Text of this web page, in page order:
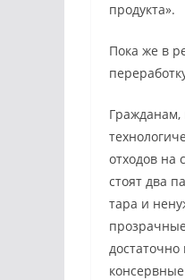
продукта».
Пока же в
Гражданам,
отходов на
стоят два
тара и